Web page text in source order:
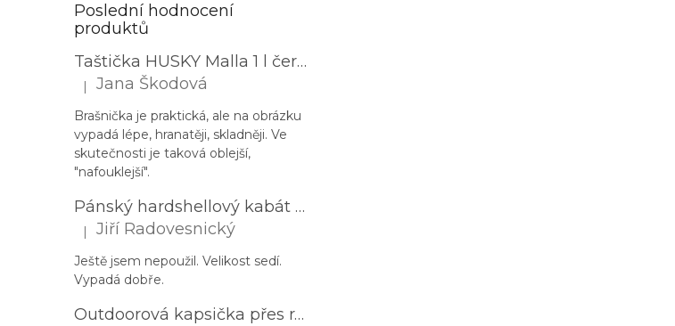
Poslední hodnocení
produktů
Taštička HUSKY Malla 1 l černá
Hodnocení produktu je 3 z 5 hvězdiček.
| Jana Škodová
Brašnička je praktická, ale na obrázku
vypadá lépe, hranatěji, skladněji. Ve
skutečnosti je taková oblejší,
"nafouklejší".
Pánský hardshellový kabát HUSKY Nestia M zelený
Hodnocení produktu je 5 z 5 hvězdiček.
| Jiří Radovesnický
Ještě jsem nepoužil. Velikost sedí.
Vypadá dobře.
Outdoorová kapsička přes rameno PROGRESS Corss Body černá